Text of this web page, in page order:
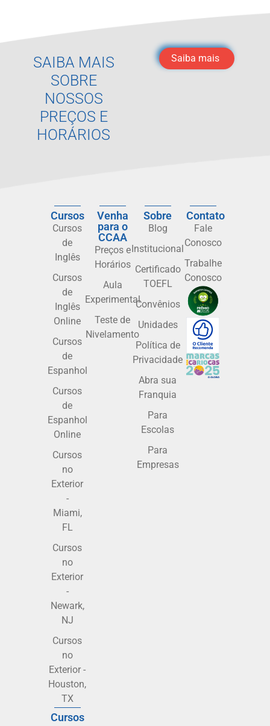
SAIBA MAIS
SOBRE
NOSSOS
PREÇOS E
HORÁRIOS
Saiba mais
Cursos
Cursos
de
Inglês
Cursos
de
Inglês
Online
Cursos
de
Espanhol
Cursos
de
Espanhol
Online
Cursos
no
Exterior
-
Miami,
FL
Cursos
no
Exterior
-
Newark,
NJ
Cursos
no
Exterior -
Houston,
TX
Cursos
Venha
para o
CCAA
Preços e
Horários
Aula
Experimental
Teste de
Nivelamento
Sobre
Blog
Institucional
Certificado
TOEFL
Convênios
Unidades
Política de
Privacidade
Abra sua
Franquia
Para
Escolas
Para
Empresas
Contato
Fale
Conosco
Trabalhe
Conosco